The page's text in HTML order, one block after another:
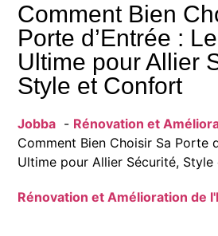
Comment Bien
Porte d’Entrée :
Ultime pour Allier
Style et Confort
Jobba
Rénovation et
Comment Bien Choisir Sa Porte
Ultime pour Allier Sécurité,
Rénovation et Amélioration de